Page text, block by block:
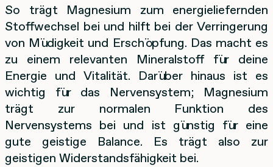
So trägt Magnesium zum energieliefernden
Stoffwechsel bei und hilft bei der Verringerung
von Müdigkeit und Erschöpfung. Das macht es
zu einem relevanten Mineralstoff für deine
Energie und Vitalität. Darüber hinaus ist es
wichtig für das Nervensystem; Magnesium
trägt zur normalen Funktion des
Nervensystems bei und ist günstig für eine
gute geistige Balance. Es trägt also zur
geistigen Widerstandsfähigkeit bei.